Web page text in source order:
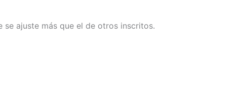
ajuste más que el de otros inscritos.